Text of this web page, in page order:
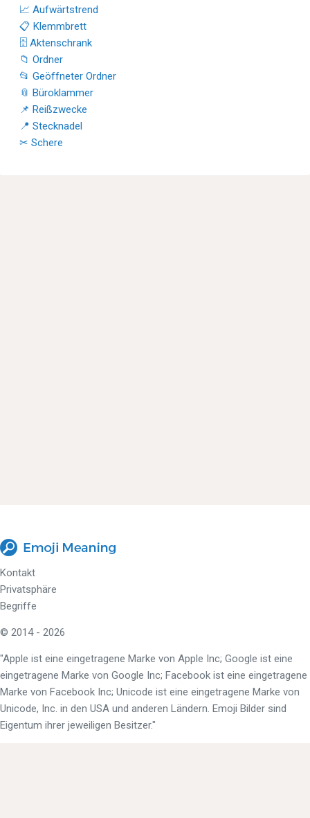
📈 Aufwärtstrend
📋 Klemmbrett
🗄 Aktenschrank
📁 Ordner
📂 Geöffneter Ordner
📎 Büroklammer
📌 Reißzwecke
📍 Stecknadel
✂ Schere
Kontakt
Privatsphäre
Begriffe
© 2014 - 2026
"Apple ist eine eingetragene Marke von Apple Inc; Google ist eine
eingetragene Marke von Google Inc; Facebook ist eine eingetragene
Marke von Facebook Inc; Unicode ist eine eingetragene Marke von
Unicode, Inc. in den USA und anderen Ländern. Emoji Bilder sind
Eigentum ihrer jeweiligen Besitzer."